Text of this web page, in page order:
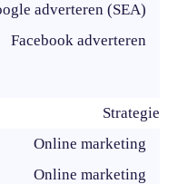
adverteren (SEA)
Facebook adverteren
Strategie
Online marketing
Online marketing